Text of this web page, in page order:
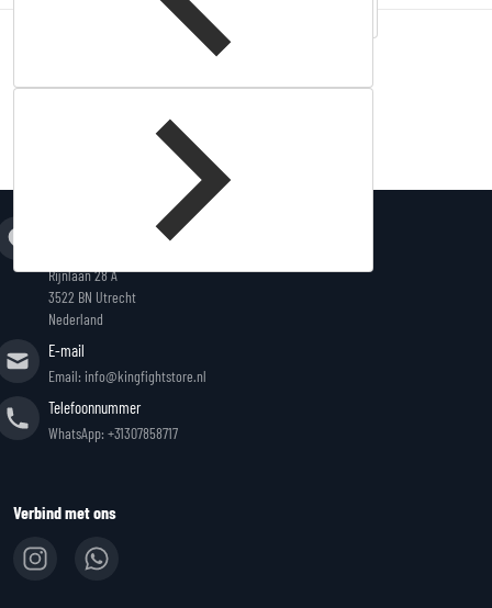
products
Rijnlaan 28 A
3522 BN Utrecht
Nederland
E-mail
Email: info@kingfightstore.nl
Telefoonnummer
WhatsApp: +31307858717
Verbind met ons